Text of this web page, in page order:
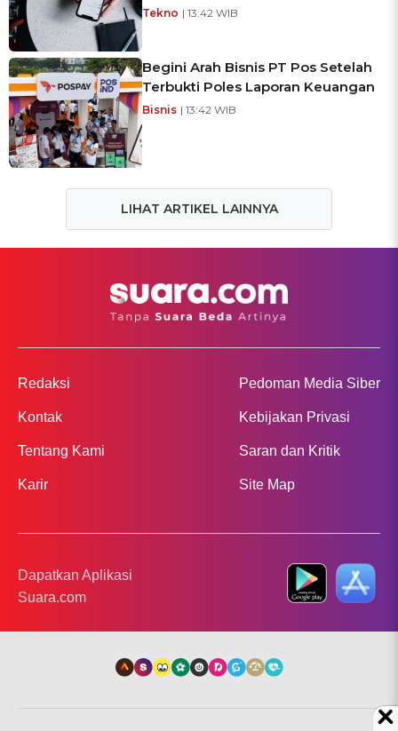
Tekno | 13:42 WIB
Begini Arah Bisnis PT Pos Setelah
Terbukti Poles Laporan Keuangan
Bisnis | 13:42 WIB
LIHAT ARTIKEL LAINNYA
Redaksi
Kontak
Tentang Kami
Karir
Pedoman Media Siber
Kebijakan Privasi
Saran dan Kritik
Site Map
Dapatkan Aplikasi
Suara.com